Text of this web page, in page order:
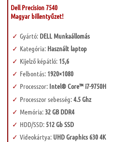
Dell Precision 7540
Magyar billentyűzet!
Gyártó: DELL Munkaállomás
Kategória: Használt laptop
Kijelző képátló: 15,6
Felbontás: 1920×1080
Processzor:Intel® Core™ i7-9750H
Processzor sebesség:4.5 Ghz
Memória:32 GB DDR4
HDD/SSD:512 Gb SSD
Videokártya: UHD Graphics 630 4K